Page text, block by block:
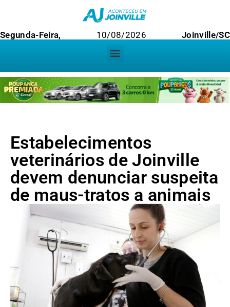
Segunda-Feira, 10/08/2026 Joinville/SC
Estabelecimentos
veterinários de Joinville
devem denunciar suspeita
de maus-tratos a animais